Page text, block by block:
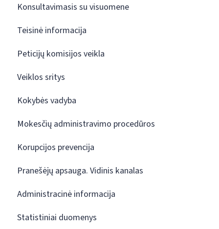
Konsultavimasis su visuomene
Teisinė informacija
Peticijų komisijos veikla
Veiklos sritys
Kokybės vadyba
Mokesčių administravimo procedūros
Korupcijos prevencija
Pranešėjų apsauga. Vidinis kanalas
Administracinė informacija
Statistiniai duomenys